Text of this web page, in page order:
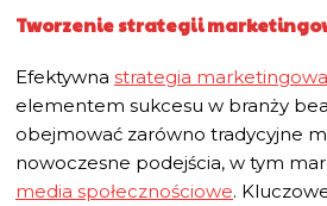
Tworzenie strategii
Efektywna strategia marketingowa
elementem sukcesu w branży
obejmować zarówno tradycyjne
nowoczesne podejścia, w tym
media społecznościowe.